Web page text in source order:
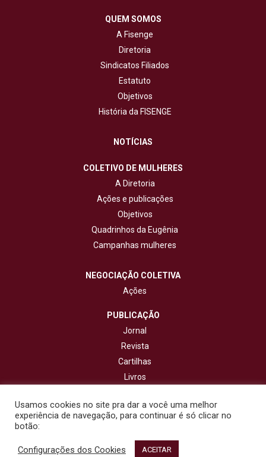
QUEM SOMOS
A Fisenge
Diretoria
Sindicatos Filiados
Estatuto
Objetivos
História da FISENGE
NOTÍCIAS
COLETIVO DE MULHERES
A Diretoria
Ações e publicações
Objetivos
Quadrinhos da Eugênia
Campanhas mulheres
NEGOCIAÇÃO COLETIVA
Ações
PUBLICAÇÃO
Jornal
Revista
Cartilhas
Livros
CONTATO
© 2020 - Fisenge - Federação Interestadual de Sindicatos de
Usamos cookies no site pra dar a você uma melhor
experiência de navegação, para continuar é só clicar no
botão:
Configurações dos Cookies ACEITAR